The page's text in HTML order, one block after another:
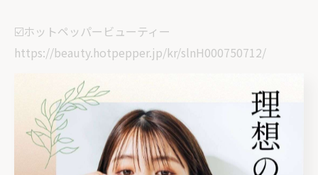
☑️ホットペッパービューティー
https://beauty.hotpepper.jp/kr/slnH000750712/
☑️InstagramのDM
@revi_yuka_kirei
✿••˗˗˗˗˗˗˗˗˗˗˗˗˗˗˗••✿••˗˗˗˗˗˗˗˗˗˗˗˗˗˗˗••✿